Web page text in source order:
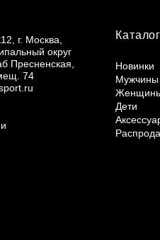
г. Москва,
округ
Пресненская,
74
Каталог
Новинки
Мужчины
Дети